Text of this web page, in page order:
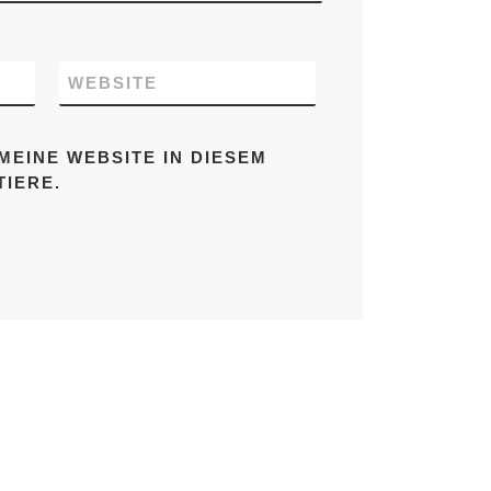
WEBSITE
WEBSITE IN DIESEM